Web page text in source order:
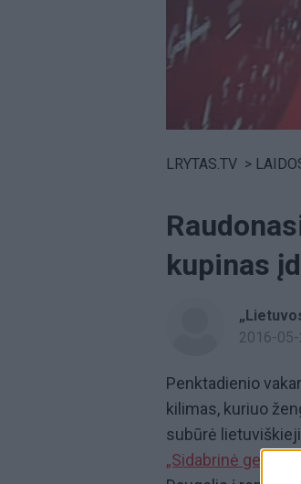
LRYTAS.TV >
kupinas
2016-
Penktadienio
kilimas, kuriuo
subūrė
„Sidabrinė gervė“.